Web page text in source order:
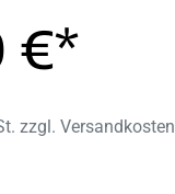
€*
zzgl. Versandkosten